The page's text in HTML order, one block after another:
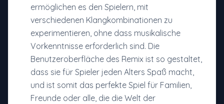
ermöglichen es den Spielern, mit
verschiedenen Klangkombinationen zu
experimentieren, ohne dass musikalische
Vorkenntnisse erforderlich sind. Die
Benutzeroberfläche des Remix ist so gestaltet,
dass sie für Spieler jeden Alters Spaß macht,
und ist somit das perfekte Spiel für Familien,
Freunde oder alle, die die Welt der